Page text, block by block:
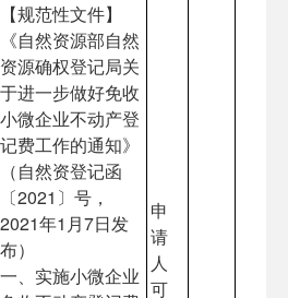
【规范性文件】
《自然资源部自然
资源确权登记局关
于进一步做好免收
小微企业不动产登
记费工作的通知》
（自然资登记函
〔2021〕号，
2021年1月7日发
布）
一、实施小微企业
申
请
人
可